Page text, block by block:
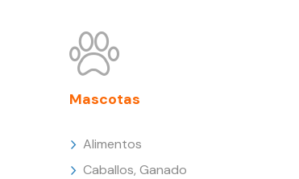
Mascotas
Alimentos
Caballos, Ganado